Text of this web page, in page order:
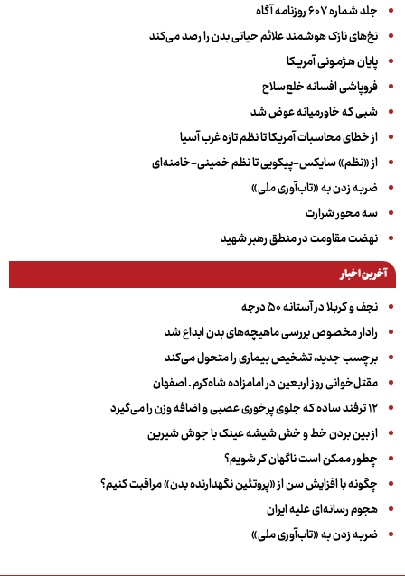
جلد شماره ۶۰۷ روزنامه آگاه
نخ‌های نازک هوشمند علائم حیاتی بدن را رصد می‌کند
پایان هـژمـونی آمریـکا
فروپاشی افسانه خلع‌سلاح
شبی که خاورمیانه عوض شد
از خطای محاسبات آمریکا تا نظم تازه غرب آسیا
از «نظم» سایکس-پیکویی تا نظم خمینی-خامنه‌ای
ضربه زدن به «تاب‌آوری ملی»
سه‌ محور شرارت
نهضت مقاومت در منطق رهبر شهید
آخرین اخبار
نجف و کربلا در آستانه ۵۰ درجه
رادار مخصوص بررسی ماهیچه‌های بدن ابداع شد
برچسب جدید، تشخیص بیماری را متحول می‌کند
مقتل‌خوانی روز اربعین در امامزاده شاه‌کرم ـ اصفهان
۱۲ ترفند ساده که جلوی پرخوری عصبی و اضافه ‌وزن را می‌گیرد
از بین بردن خط و خش شیشه عینک با جوش شیرین
چطور ممکن است ناگهان کر شویم؟
چگونه با افزایش سن از «پروتئین نگهدارنده بدن» مراقبت کنیم؟
هجوم رسانه‌ای علیه ایران
ضربه زدن به «تاب‌آوری ملی»